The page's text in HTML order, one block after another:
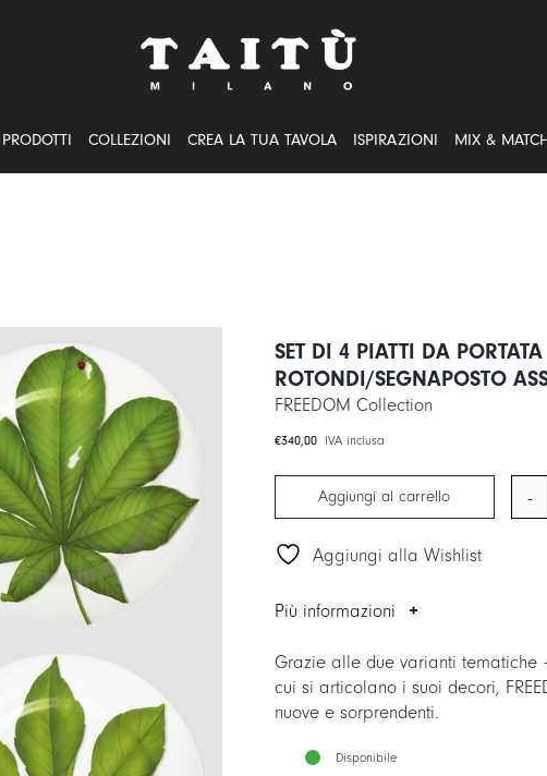
PRODOTTI COLLEZIONI CREA LA TUA TAVOLA ISPIRAZIONI MIX &
SET DI 4 PIATTI DA PORTATA
ROTONDI/SEGNAPOSTO
FREEDOM Collection
€340,00 IVA inclusa
Aggiungi al carrello
Aggiungi alla Wishlist
Più informazioni
Grazie alle due varianti
cui si articolano i suoi decori,
nuove e sorprendenti.
Disponibile